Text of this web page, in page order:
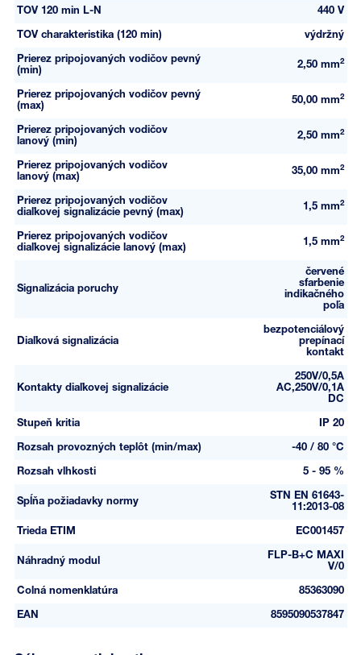
TOV 120 min L-N 440 V
TOV charakteristika (120 min) výdržný
Prierez pripojovaných vodičov pevný
(min)
2,50 mm2
Prierez pripojovaných vodičov pevný
(max)
50,00 mm2
Prierez pripojovaných vodičov
lanový (min)
2,50 mm2
Prierez pripojovaných vodičov
lanový (max)
35,00 mm2
Prierez pripojovaných vodičov
diaľkovej signalizácie pevný (max)
1,5 mm2
Prierez pripojovaných vodičov
diaľkovej signalizácie lanový (max)
1,5 mm2
Signalizácia poruchy
červené
sfarbenie
indikačného
poľa
Diaľková signalizácia
bezpotenciálový
prepínací
kontakt
Kontakty diaľkovej signalizácie
250V/0,5A
AC,250V/0,1A
DC
Stupeň kritia IP 20
Rozsah provozných teplôt (min/max) -40 / 80 °C
Rozsah vlhkosti 5 - 95 %
Spĺňa požiadavky normy
STN EN 61643-
11:2013-08
Trieda ETIM EC001457
Náhradný modul
FLP-B+C MAXI
V/0
Colná nomenklatúra 85363090
EAN 8595090537847